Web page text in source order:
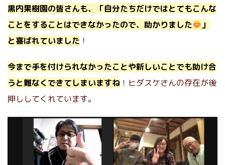
黒内果樹園の皆さんも、「自分たちだけではとてもこんな
ことをすることはできなかったので、助かりました
」
と喜ばれていました ！
今まで手を付けられなかったことや新しいことでも助け合
うと難なくできてしまいますね ！ヒダスケさんの存在が後
押ししてくれています。